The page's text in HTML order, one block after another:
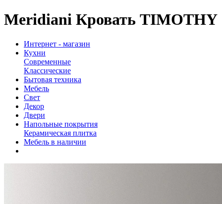
Meridiani Кровать TIMOTHY
Интернет - магазин
Кухни
Современные
Классические
Бытовая техника
Мебель
Свет
Декор
Двери
Напольные покрытия
Керамическая плитка
Мебель в наличии